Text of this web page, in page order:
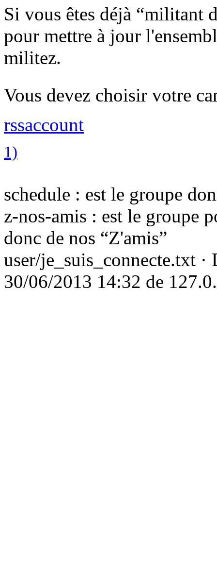
Si vous êtes déjà “militant
pour mettre à jour
militez.
Vous devez choisir votre
rssaccount
1)
schedule : est le groupe
z-nos-amis : est le groupe
donc de nos “Z'amis”
user/je_suis_connecte.txt ·
30/06/2013 14:32 de